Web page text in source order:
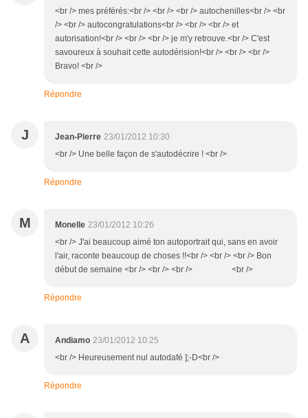
<br /> mes préférés:<br /> <br /> <br /> autochenilles<br /> <br
/> <br /> autocongratulations<br /> <br /> <br /> et
autorisation!<br /> <br /> <br /> je m'y retrouve.<br /> C'est
savoureux à souhait cette autodérision!<br /> <br /> <br />
Bravo! <br />
Répondre
J Jean-Pierre 23/01/2012 10:30
<br /> Une belle façon de s'autodécrire ! <br />
Répondre
M Monelle 23/01/2012 10:26
<br /> J'ai beaucoup aimé ton autoportrait qui, sans en avoir
l'air, raconte beaucoup de choses !!<br /> <br /> <br /> Bon
début de semaine <br /> <br /> <br /> <br />
Répondre
A Andiamo 23/01/2012 10:25
<br /> Heureusement nul autodafé ];-D<br />
Répondre